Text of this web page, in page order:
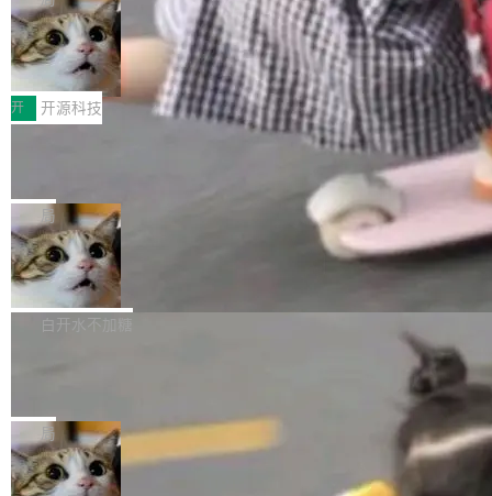
哪些组合有效，作者说，你得靠"文档、校验、或
者部落知识"。 换个写法。Rust 的 enum，两个
变体：Switchable...
有科技公司做的一样。只不过，实际上它不一
样。这是 Sandstorm.io 的重制版，我十年前的
那个创业公司。不同的是，这次它构建在 Cloudf
lare Workers 上——我花了九年时间搭建的平台
——并且深度集成了 AI。这基本上是我十年秘密
Workers 和 Durable Objects 的守护进程。 设
计思路很直接：每个对象是一个独立的 SQLite
数据库，按名称寻址，复制到你自己的 S3 兼容
存储库里。节点之间只通过这个存储库协调——
没有控制平面，没有共识协议。每个对象自带一
个小型数据库，应用天然按分片构建，单个数据
库的竞争和爆炸半径问题在设计层面就被消除
了。 闲置的 cell 会休眠到几乎不占资源。当 cel
l 迁移或唤醒时，新宿主从 S3 恢复 SQLite 数据
库继续执行。存储库是持久化的唯一真相...
鲁大师7月新机性能/流畅/AI榜：vivo夺
性能、流畅双第一，三星Galaxy Z系列
新折叠缺席
2026年7月的手机市场，由于存储等硬件成本暴
增，手机厂商的日子也不好过啊，新机速度明显
放缓，因此硝烟味淡了许多。新机参数规格除开
高价的三星折叠（三星Galaxy Z Fold8 Ultra / Z
Fold8 / Z Flip8）外，其余要么是中低端机器，
例如iQOO Z11i、REDMI Note 17、REDMI No
te 17 Pro、OPPO K15，要么是vivo X300 E这
样的次旗舰。 Galaxy Z Fold8 Ultra / Z Fold8 /
Z Flip8三款折叠屏新机均在7月22日发布，且全
部搭载骁龙8 Elite Gen5 for Galaxy，它们本该
开 开源科技
Zed 编辑器团队发布了新项目——DeltaDB，一
个在 git commit 之间记录每一次编辑操作的版
本控制系统。目前处于 Early Access 阶段。 De
ltaDB 的核心思路直接写在 landing page 最显
眼的位置：「Software is made between com
mits」——软件是在 commit 之间写出来的。git
是把这段空隙补上。 回退到任何一次编辑：Delt
aDB 捕获 commit 之间的每一次操作，...
局
SpaceXAI 单季资本开支达 183 亿美元
根据风险投资人Tomer Tunguz 博客（VC 分
析）披露的最新分析与第二季度业绩报告，Spac
微软同期总资本开支的四成。 与亚马逊、Alpha
bet、微软以及 Meta 等传统科技巨头相比，Spa
ceXAI的资金消耗速度尤为引人瞩目。然而，支
白开水不加糖
一个在终端里运行的编程 agent；Muse Spark
1.2，驱动这个 agent 的新模型。一句话概括：
你可以用 curl -fsSL https://dev.meta.ai/install.
局
美团开源 LoHoSearch，用知识图谱校